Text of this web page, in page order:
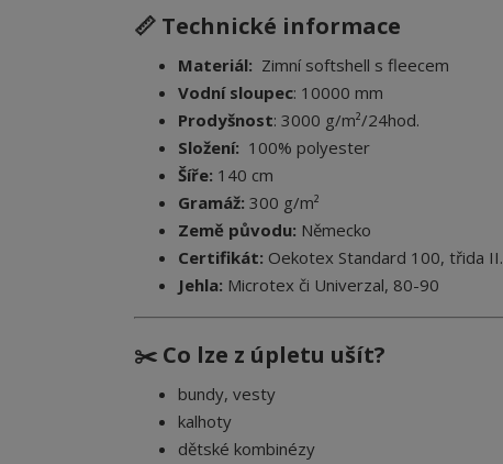
📏 Technické informace
Materiál: Zimní softshell s fleecem
Vodní sloupec: 10000 mm
Prodyšnost: 3000 g/m²/24hod.
Složení: 100% polyester
Šíře: 140 cm
Gramáž: 300 g/m²
Země původu: Německo
Certifikát: Oekotex Standard 100, třida II.
Jehla: Microtex či Univerzal, 80-90
✂️ Co lze z úpletu ušít?
bundy, vesty
kalhoty
dětské kombinézy